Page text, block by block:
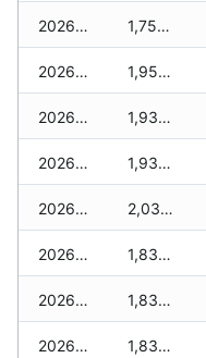
2026-06-16 1,750 zł
2026-06-15 1,950 zł
2026-06-14 1,930 zł
2026-06-13 1,930 zł
2026-06-12 2,030 zł
2026-06-11 1,830 zł
2026-06-10 1,830 zł
2026-06-09 1,830 zł